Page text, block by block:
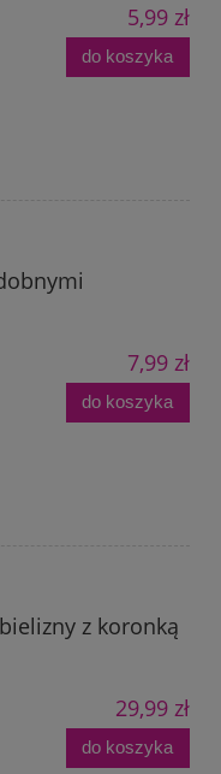
5,99 zł
do koszyka
7,99 zł
do koszyka
z koronką
29,99 zł
do koszyka